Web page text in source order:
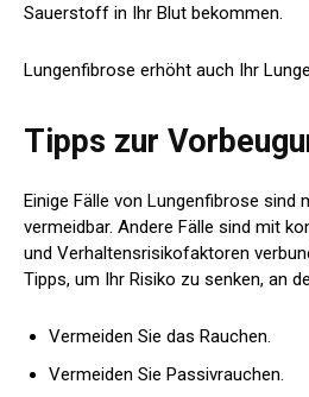
Sauerstoff in Ihr Blut bekommen.
Lungenfibrose erhöht auch Ihr
Tipps zur
Einige Fälle von Lungenfibrose sind
vermeidbar. Andere Fälle sind mit
und Verhaltensrisikofaktoren
Tipps, um Ihr Risiko zu senken, an
Vermeiden Sie das Rauchen.
Vermeiden Sie Passivrauchen.